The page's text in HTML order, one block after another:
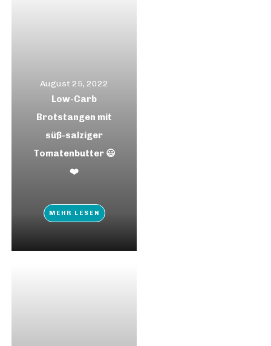
August 25, 2022
Low-Carb
Brotstangen mit
süß-salziger
Tomatenbutter 😃
❤️
MEHR LESEN